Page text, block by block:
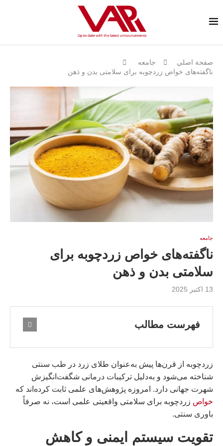
صفحة اصلي
جامعه
ناگفته‌های خواص زردچوبه برای سلامتی بدن و ذهن
جامعه
ناگفته‌های خواص زردچوبه برای
سلامتی بدن و ذهن
13 اکتبر 2025
فهرست مطالب
زردچوبه از قرن‌ها پیش به‌عنوان طلای زرد در طب سنتی
شناخته می‌شود و به‌دلیل ترکیبات درمانی شگفت‌انگیزش
شهرت جهانی دارد. امروزه پژوهش‌های علمی ثابت کرده‌اند که
خواص زردچوبه برای سلامتی واقعیتی علمی است، نه صرفاً
باوری سنتی.
تقویت سیستم ایمنی و کاهش